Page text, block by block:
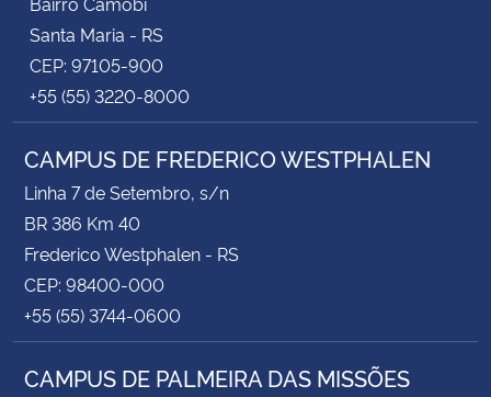
Santa Maria - RS
CEP: 97105-900
+55 (55) 3220-8000
CAMPUS DE FREDERICO WESTPHALEN
Linha 7 de Setembro, s/n
BR 386 Km 40
Frederico Westphalen - RS
CEP: 98400-000
+55 (55) 3744-0600
CAMPUS DE PALMEIRA DAS MISSÕES